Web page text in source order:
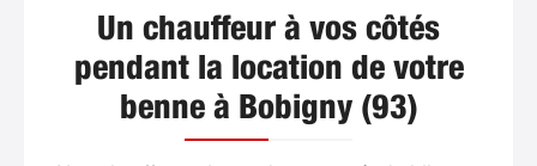
Un chauffeur à vos côtés
pendant la location de votre
benne à Bobigny (93)